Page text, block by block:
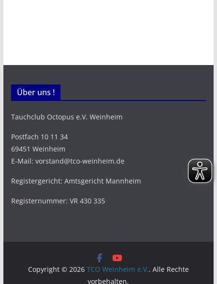
Über uns !
Tauchclub Octopus e.V. Weinheim
Postfach 10 11 34
69451 Weinheim
E-Mail: vorstand@tco-weinheim.de
Registergericht: Amtsgericht Mannheim
Registernummer: VR 430 335
Copyright © 2026 TCO Weinheim e.V.. Alle Rechte
vorbehalten.